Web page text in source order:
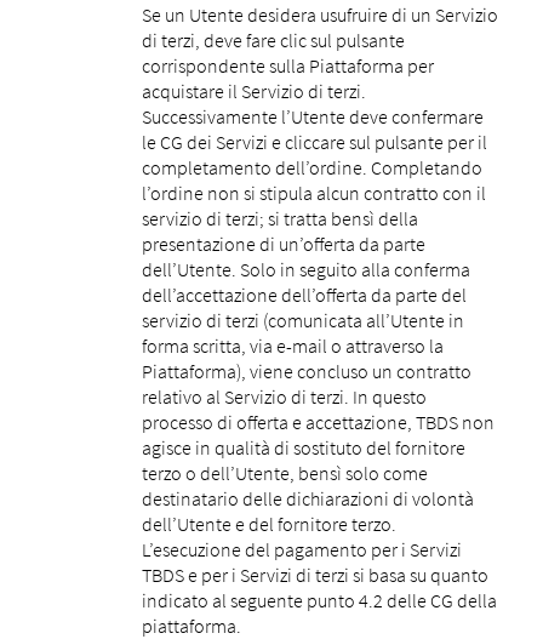
Se un Utente desidera usufruire di un Servizio
di terzi, deve fare clic sul pulsante
corrispondente sulla Piattaforma per
acquistare il Servizio di terzi.
Successivamente l’Utente deve confermare
le CG dei Servizi e cliccare sul pulsante per il
completamento dell’ordine. Completando
l’ordine non si stipula alcun contratto con il
servizio di terzi; si tratta bensì della
presentazione di un’offerta da parte
dell’Utente. Solo in seguito alla conferma
dell’accettazione dell’offerta da parte del
servizio di terzi (comunicata all’Utente in
forma scritta, via e-mail o attraverso la
Piattaforma), viene concluso un contratto
relativo al Servizio di terzi. In questo
processo di offerta e accettazione, TBDS non
agisce in qualità di sostituto del fornitore
terzo o dell’Utente, bensì solo come
destinatario delle dichiarazioni di volontà
dell’Utente e del fornitore terzo.
L’esecuzione del pagamento per i Servizi
TBDS e per i Servizi di terzi si basa su quanto
indicato al seguente punto ‎4.2 delle CG della
piattaforma.